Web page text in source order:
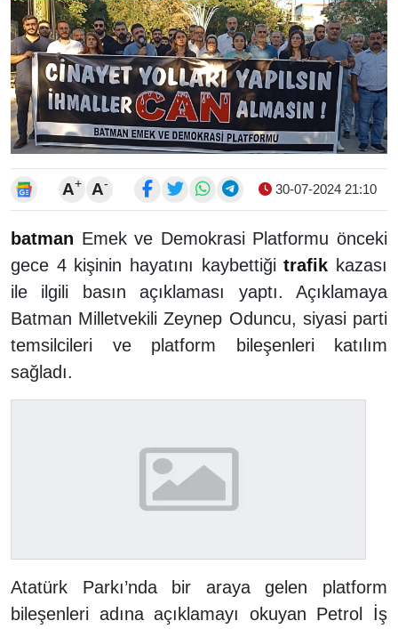
A+ A- 30-07-2024 21:10
batman Emek ve Demokrasi Platformu önceki
gece 4 kişinin hayatını kaybettiğitrafik kazası
ile ilgili basın açıklaması yaptı. Açıklamaya
Batman Milletvekili Zeynep Oduncu, siyasi parti
temsilcileri ve platform bileşenleri katılım
sağladı.
Atatürk Parkı’nda bir araya gelen platform
bileşenleri adına açıklamayı okuyan Petrol İş